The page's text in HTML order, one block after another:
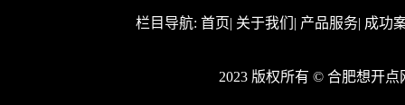
栏目导航: 首页| 关于我们 | 产品服务| 成功
2023 版权所有 © 合肥想开